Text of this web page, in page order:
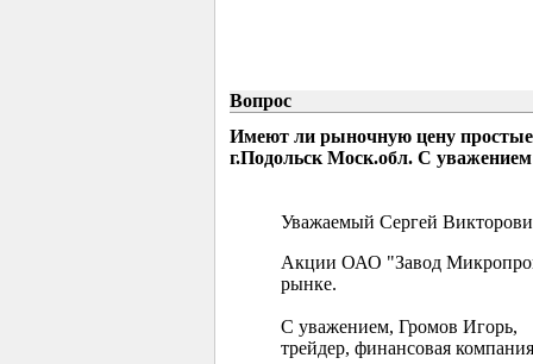
Вопрос
Имеют ли рыночную цену
г.Подольск Моск.обл. С
Уважаемый Сергей
Акции ОАО "Завод
рынке.
С уважением, Громов Игорь,
трейдер, финансовая